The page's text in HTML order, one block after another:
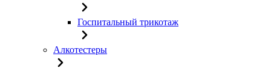
Госпитальный трикотаж
Алкотестеры